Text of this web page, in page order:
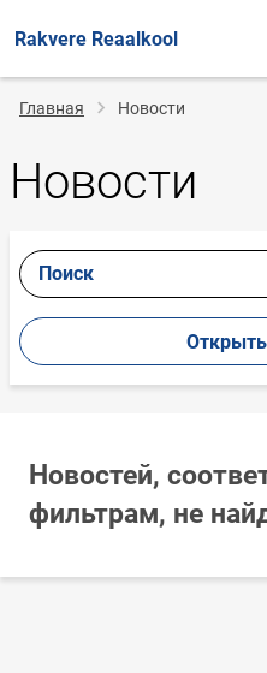
Rakvere Reaalkool
Строка
навигации
Главная Новости
Новости
Поиск
Новостей,
фильтрам, не